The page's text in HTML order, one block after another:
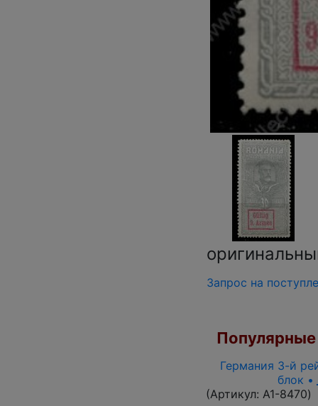
Запрос на
Германия 3-й
блок •
(Артикул: A1-8470)